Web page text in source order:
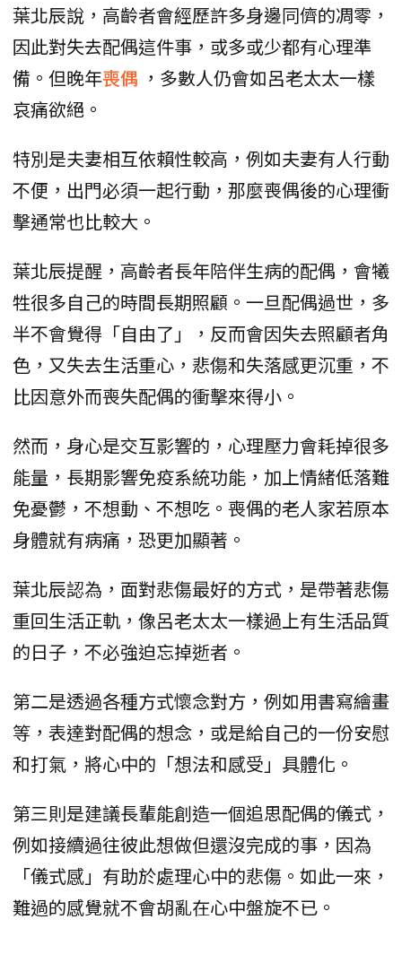
葉北辰說，高齡者會經歷許多身邊同儕的凋零，
因此對失去配偶這件事，或多或少都有心理準
備。但晚年喪偶 ，多數人仍會如呂老太太一樣
哀痛欲絕。
特別是夫妻相互依賴性較高，例如夫妻有人行動
不便，出門必須一起行動，那麼喪偶後的心理衝
擊通常也比較大。
葉北辰提醒，高齡者長年陪伴生病的配偶，會犧
牲很多自己的時間長期照顧。一旦配偶過世，多
半不會覺得「自由了」，反而會因失去照顧者角
色，又失去生活重心，悲傷和失落感更沉重，不
比因意外而喪失配偶的衝擊來得小。
然而，身心是交互影響的，心理壓力會耗掉很多
能量，長期影響免疫系統功能，加上情緒低落難
免憂鬱，不想動、不想吃。喪偶的老人家若原本
身體就有病痛，恐更加顯著。
葉北辰認為，面對悲傷最好的方式，是帶著悲傷
重回生活正軌，像呂老太太一樣過上有生活品質
的日子，不必強迫忘掉逝者。
第二是透過各種方式懷念對方，例如用書寫繪畫
等，表達對配偶的想念，或是給自己的一份安慰
和打氣，將心中的「想法和感受」具體化。
第三則是建議長輩能創造一個追思配偶的儀式，
例如接續過往彼此想做但還沒完成的事，因為
「儀式感」有助於處理心中的悲傷。如此一來，
難過的感覺就不會胡亂在心中盤旋不已。